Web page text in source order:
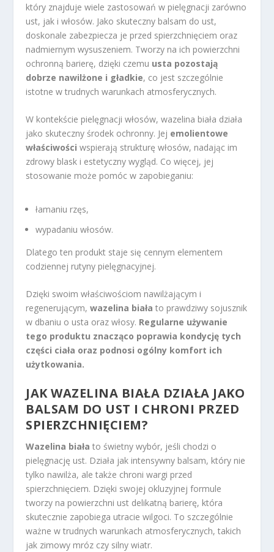
który znajduje wiele zastosowań w pielęgnacji zarówno
ust, jak i włosów. Jako skuteczny balsam do ust,
doskonale zabezpiecza je przed spierzchnięciem oraz
nadmiernym wysuszeniem. Tworzy na ich powierzchni
ochronną barierę, dzięki czemu usta pozostają
dobrze nawilżone i gładkie, co jest szczególnie
istotne w trudnych warunkach atmosferycznych.
W kontekście pielęgnacji włosów, wazelina biała działa
jako skuteczny środek ochronny. Jej emolientowe
właściwości wspierają strukturę włosów, nadając im
zdrowy blask i estetyczny wygląd. Co więcej, jej
stosowanie może pomóc w zapobieganiu:
łamaniu rzęs,
wypadaniu włosów.
Dlatego ten produkt staje się cennym elementem
codziennej rutyny pielęgnacyjnej.
Dzięki swoim właściwościom nawilżającym i
regenerującym,wazelina biała to prawdziwy sojusznik
w dbaniu o usta oraz włosy. Regularne używanie
tego produktu znacząco poprawia kondycję tych
części ciała oraz podnosi ogólny komfort ich
użytkowania.
JAK WAZELINA BIAŁA DZIAŁA JAKO
BALSAM DO UST I CHRONI PRZED
SPIERZCHNIĘCIEM?
Wazelina biała to świetny wybór, jeśli chodzi o
pielęgnację ust. Działa jak intensywny balsam, który nie
tylko nawilża, ale także chroni wargi przed
spierzchnięciem. Dzięki swojej okluzyjnej formule
tworzy na powierzchni ust delikatną barierę, która
skutecznie zapobiega utracie wilgoci. To szczególnie
ważne w trudnych warunkach atmosferycznych, takich
jak zimowy mróz czy silny wiatr.